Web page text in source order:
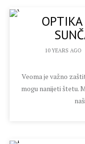
10 YEARS AGO
Veoma je važno
mogu nanijeti štetu.